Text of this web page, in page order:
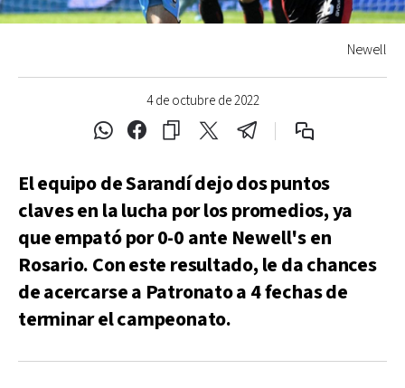
4 de octubre de 2022
Newell
El equipo de Sarandí dejo dos puntos
claves en la lucha por los promedios, ya
que empató por 0-0 ante Newell's en
Rosario. Con este resultado, le da chances
de acercarse a Patronato a 4 fechas de
terminar el campeonato.